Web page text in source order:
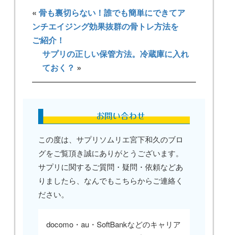
« 骨も裏切らない！誰でも簡単にできてア
ンチエイジング効果抜群の骨トレ方法を
ご紹介！
サプリの正しい保管方法。冷蔵庫に入れ
ておく？ »
お問い合わせ
この度は、サプリソムリエ宮下和久のブロ
グをご覧頂き誠にありがとうございます。
サプリに関するご質問・疑問・依頼などあ
りましたら、なんでもこちらからご連絡く
ださい。
docomo・au・SoftBankなどのキャリア